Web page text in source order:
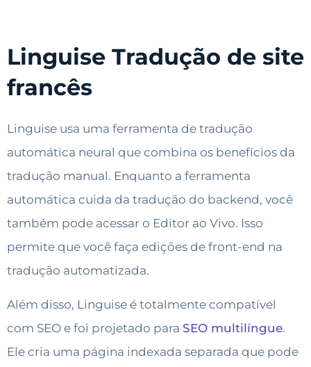
Linguise Tradução de site
francês
Linguise usa uma ferramenta de tradução
automática neural que combina os benefícios da
tradução manual. Enquanto a ferramenta
automática cuida da tradução do backend, você
também pode acessar o Editor ao Vivo. Isso
permite que você faça edições de front-end na
tradução automatizada.
Além disso, Linguise é totalmente compatível
com SEO e foi projetado para SEO multilíngue.
Ele cria uma página indexada separada que pode